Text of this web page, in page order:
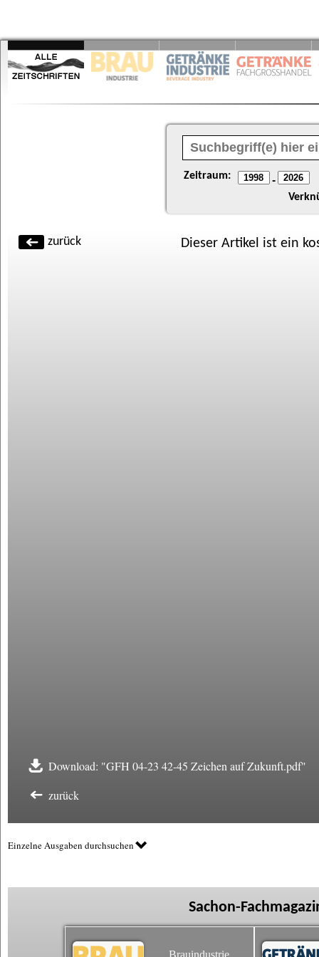
Zeitraum: -
zurück Dieser Artikel ist ein
Download: "GFH 04-23 42-45 Zeichen auf Zukunft.pdf"
zurück
Einzelne Ausgaben durchsuchen
Sachon-
Brauindustrie